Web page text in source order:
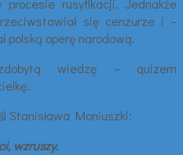
rusyfikacji. Jednakże
się cenzurze i –
polską operę narodową.
wiedzę – quizem
Stanisława Moniuszki:
wzruszy.